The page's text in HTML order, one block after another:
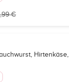
€
Hirtenkäse,